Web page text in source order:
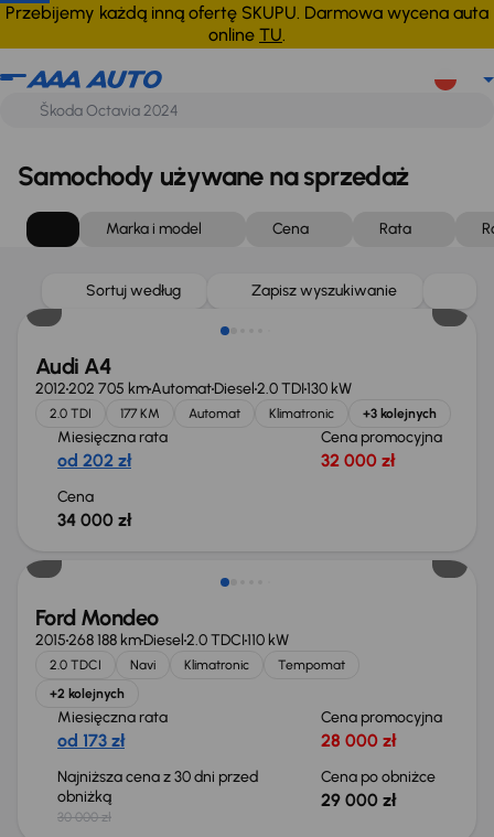
Przebijemy każdą inną ofertę SKUPU. Darmowa wycena auta
online TU.
Samochody używane na sprzedaż
Marka i model Cena Rata
Sortuj według Zapisz wyszukiwanie
Audi A4
2012202 705 kmAutomatDiesel2.0 TDI130 kW
2.0 TDI 177 KM Automat Klimatronic +3 kolejnych
Miesięczna rata
od 202 zł
Cena promocyjna
32 000 zł
Cena
34 000 zł
Ford Mondeo
2015268 188 kmDiesel2.0 TDCI110 kW
2.0 TDCI Navi Klimatronic
Tempomat
+2 kolejnych
Miesięczna rata
od 173 zł
Cena promocyjna
28 000 zł
Najniższa cena z 30 dni przed
obniżką
30 000 zł
Cena po obniżce
29 000 zł
Od nowego taniej o 36 775 zł